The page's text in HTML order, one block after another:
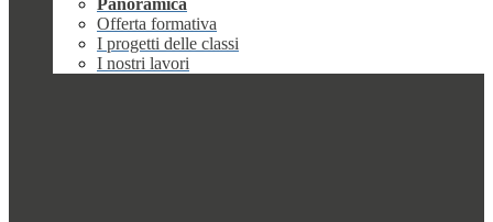
Panoramica
Offerta formativa
I progetti delle classi
I nostri lavori